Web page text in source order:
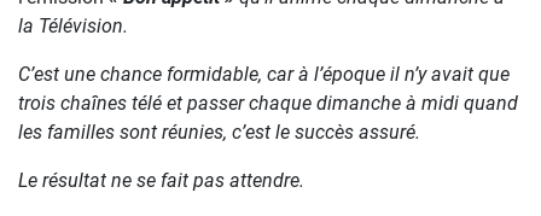
la Télévision.
C’est une chance formidable, car à l’époque il n’y avait que
trois chaînes télé et passer chaque dimanche à midi quand
les familles sont réunies, c’est le succès assuré.
Le résultat ne se fait pas attendre.